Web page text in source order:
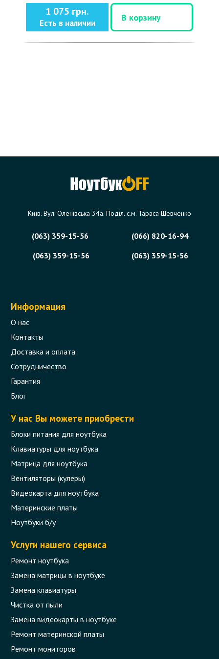
1 075 грн.
Есть в наличии
В корзину
Київ. Вул. Оленівська 34а. Поділ. с.м. Тараса Шевченко
(063) 359-15-56
(066) 820-16-94
(063) 359-15-56
(063) 359-15-56
Информация
О нас
Контакты
Доставка и оплата
Сотрудничество
Гарантия
Блог
У нас Вы можете приобрести
Блоки питания для ноутбука
Клавиатуры для ноутбука
Матрица для ноутбука
Вентиляторы (кулеры)
Видеокарта для ноутбука
Материнские платы
Ноутбуки б/у
Услуги нашего сервиса
Ремонт ноутбука
Замена матрицы в ноутбуке
Замена клавиатуры
Чистка от пыли
Замена видеокарты в ноутбуке
Ремонт материнской платы
Ремонт мониторов